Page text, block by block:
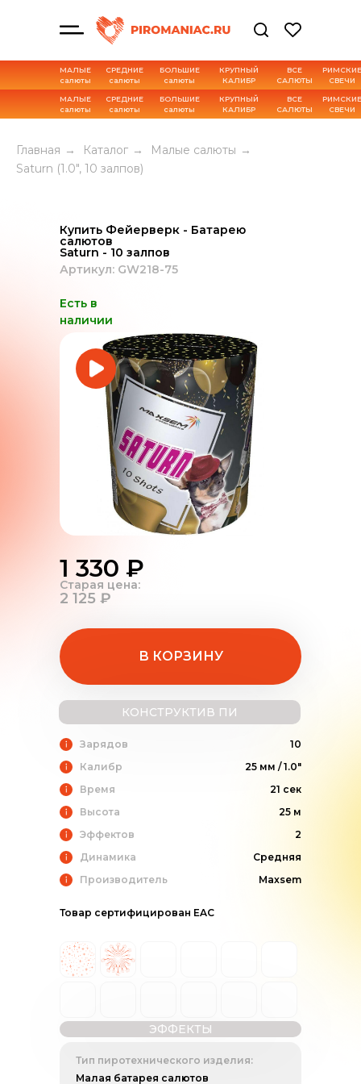
МАЛЫЕ
салюты
ВСЕ
САЛЮТЫ
СРЕДНИЕ
салюты
РИМСКИЕ
СВЕЧИ
БОЛЬШИЕ
салюты
КРУПНЫЙ
КАЛИБР
МАЛЫЕ
салюты
ВСЕ
САЛЮТЫ
СРЕДНИЕ
салюты
РИМСКИЕ
СВЕЧИ
БОЛЬШИЕ
салюты
КРУПНЫЙ
КАЛИБР
Главная → Каталог → Малые салюты →
Saturn (1.0", 10 залпов)
Купить Фейерверк - Батарею
салютов
Saturn - 10 залпов
Тип пиротехнического изделия:
Малая батарея салютов
Характеристика товара
Время
Зарядов
10
Калибр
25 мм / 1.0"
Есть в
наличии
21 сек
Высота
25 м
Эффектов
Товар сертифицирован EAC
Динамика
1 330 ₽
Средняя
2 125 ₽
Производитель Maxsem
В КОРЗИНУ
2
КОНСТРУКТИВ ПИ
Старая цена:
Артикул: GW218-75
ЭФФЕКТЫ